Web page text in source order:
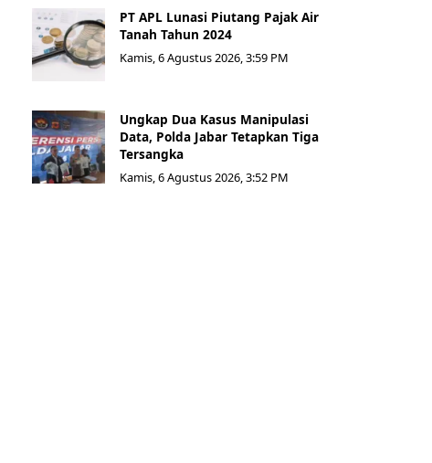
PT APL Lunasi Piutang Pajak Air
Tanah Tahun 2024
Kamis, 6 Agustus 2026, 3:59 PM
Ungkap Dua Kasus Manipulasi
Data, Polda Jabar Tetapkan Tiga
Tersangka
Kamis, 6 Agustus 2026, 3:52 PM